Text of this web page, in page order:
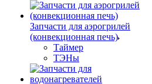
Запчасти для аэрогрилей
(конвекционная печь)
Таймер
ТЭНы